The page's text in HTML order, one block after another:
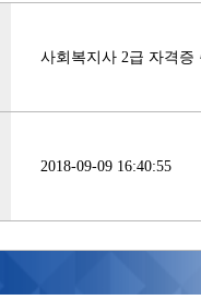
사회복지사 2급 자격증
2018-09-09 16:40:55